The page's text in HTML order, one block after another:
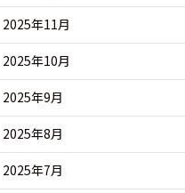
2025年11月
2025年10月
2025年9月
2025年8月
2025年7月